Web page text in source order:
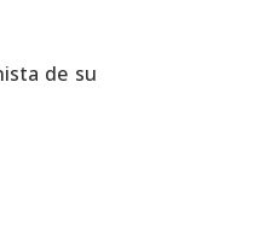
de su